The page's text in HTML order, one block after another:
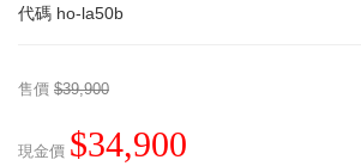
代碼 ho-la50b
售價 $39,900
現金價 $34,900